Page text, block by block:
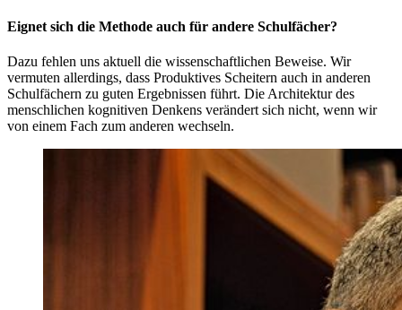
Eignet sich die Methode auch für andere Schulfächer?
Dazu fehlen uns aktuell die wissenschaftlichen Beweise. Wir
vermuten allerdings, dass Produktives Scheitern auch in anderen
Schulfächern zu guten Ergebnissen führt. Die Architektur des
menschlichen kognitiven Denkens verändert sich nicht, wenn wir
von einem Fach zum anderen wechseln.